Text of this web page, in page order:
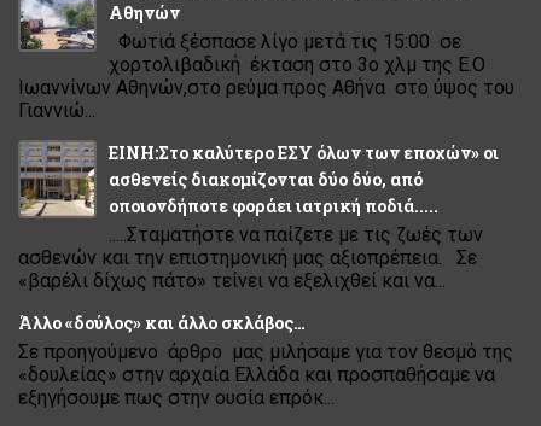
Αθηνών
Φωτιά ξέσπασε λίγο μετά τις 15:00 σε
χορτολιβαδική έκταση στο 3ο χλμ της Ε.Ο
Ιωαννίνων Αθηνών,στο ρεύμα προς Αθήνα στο ύψος του
Γιαννιώ...
ΕΙΝΗ:Στο καλύτερο ΕΣΥ όλων των εποχών» οι
ασθενείς διακομίζονται δύο δύο, από
οποιονδήποτε φοράει ιατρική ποδιά.....
.....Σταματήστε να παίζετε με τις ζωές των
ασθενών και την επιστημονική μας αξιοπρέπεια. Σε
«βαρέλι δίχως πάτο» τείνει να εξελιχθεί και να...
Άλλο «δούλος» και άλλο σκλάβος…
Σε προηγούμενο άρθρο μας μιλήσαμε για τον θεσμό της
«δουλείας» στην αρχαία Ελλάδα και προσπαθήσαμε να
εξηγήσουμε πως στην ουσία επρόκ...